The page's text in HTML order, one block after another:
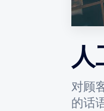
人
对顾
的话